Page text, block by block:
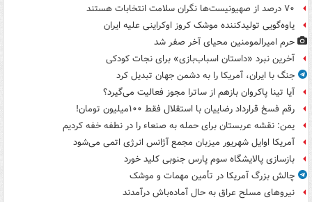
۷۰ درصد از صهیونیست‌ها نگران سلامت انتخابات هستند
یاوه‌گویی تولیدکننده موشک کروز اوکراینی علیه ایران
حرم امیرالمومنین محیای آخر صفر شد
آخرین نبرد «داستان اسباب‌بازی» برای نجات کودکی
جنگ با ایران، آمریکا را به دشمن جهان تبدیل کرد
آیا تینا پاکروان بازهم از ساترا مجوز فعالیت می‌گیرد؟
رقم فسخ قرارداد رضاییان با استقلال فقط ۱۰۰میلیون تومان!
یمن: نقشه عربستان برای حمله به صنعاء را در نطفه خفه کردیم
آمریکا اوایل شهریور میزبان مجمع آژانس انرژی اتمی می‌شود
بازسازی پالایشگاه سوم پارس جنوبی کلید خورد
چالش بزرگ آمریکا در تأمین مهمات و موشک
نیروهای مسلح عراق به حال آماده‌باش درآمدند